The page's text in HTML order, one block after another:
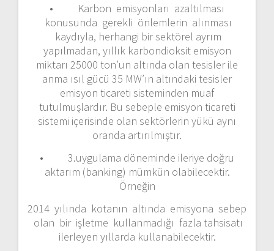
• Karbon emisyonları azaltılması
konusunda gerekli önlemlerin alınması
kaydıyla, herhangi bir sektörel ayrım
yapılmadan, yıllık karbondioksit emisyon
miktarı 25000 ton’un altında olan tesisler ile
anma ısıl gücü 35 MW’ın altındaki tesisler
emisyon ticareti sisteminden muaf
tutulmuşlardır. Bu sebeple emisyon ticareti
sistemi içerisinde olan sektörlerin yükü aynı
oranda artırılmıştır.
• 3.uygulama döneminde ileriye doğru
aktarım (banking) mümkün olabilecektir.
Örneğin
2014 yılında kotanın altında emisyona sebep
olan bir işletme kullanmadığı fazla tahsisatı
ilerleyen yıllarda kullanabilecektir.